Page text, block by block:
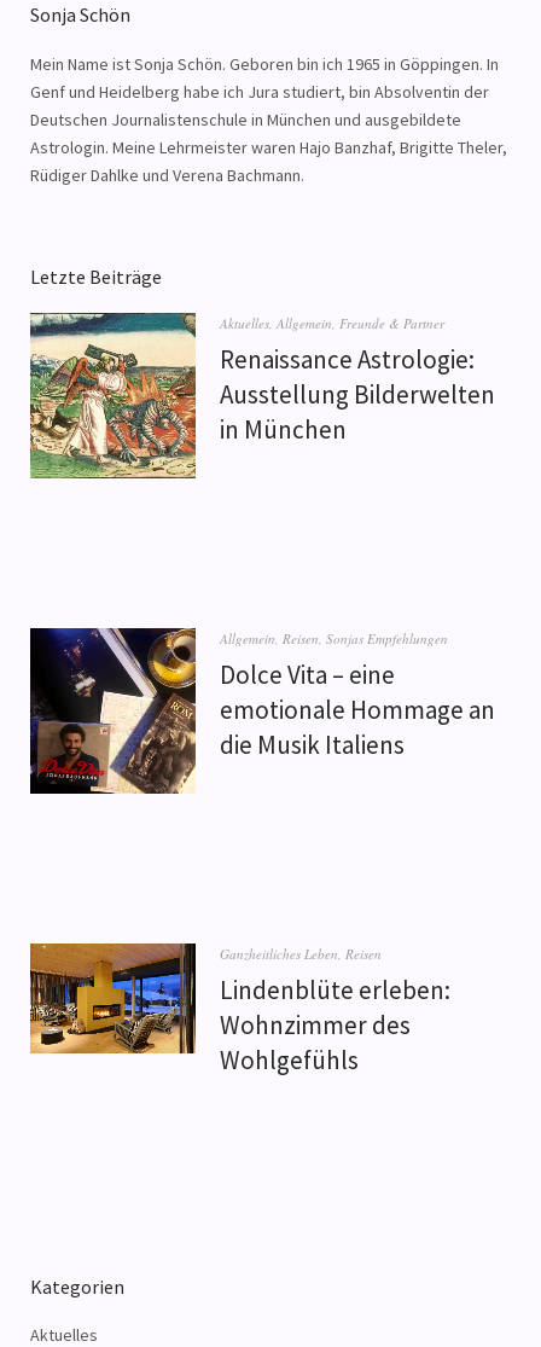
Sonja Schön
Mein Name ist Sonja Schön. Geboren bin ich 1965 in Göppingen. In
Genf und Heidelberg habe ich Jura studiert, bin Absolventin der
Deutschen Journalistenschule in München und ausgebildete
Astrologin. Meine Lehrmeister waren Hajo Banzhaf, Brigitte Theler,
Rüdiger Dahlke und Verena Bachmann.
Letzte Beiträge
Aktuelles ,Allgemein Freunde & Partner
Renaissance Astrologie:
Ausstellung Bilderwelten
in München
Allgemein Reisen ,Sonjas Empfehlungen
Dolce Vita – eine
emotionale Hommage an
die Musik Italiens
Ganzheitliches Leben Reisen
Lindenblüte erleben:
Wohnzimmer des
Wohlgefühls
Kategorien
Aktuelles